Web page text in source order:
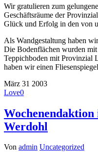
Wir gratulieren zum
Geschäftsräume der
Glück und Erfolg in den von
Als Wandgestaltung haben
Die Bodenflächen wurden
Teppichboden mit Provinzial
haben wir einen
März 31 2003
Love0
Werdohl
Von admin Uncategorized